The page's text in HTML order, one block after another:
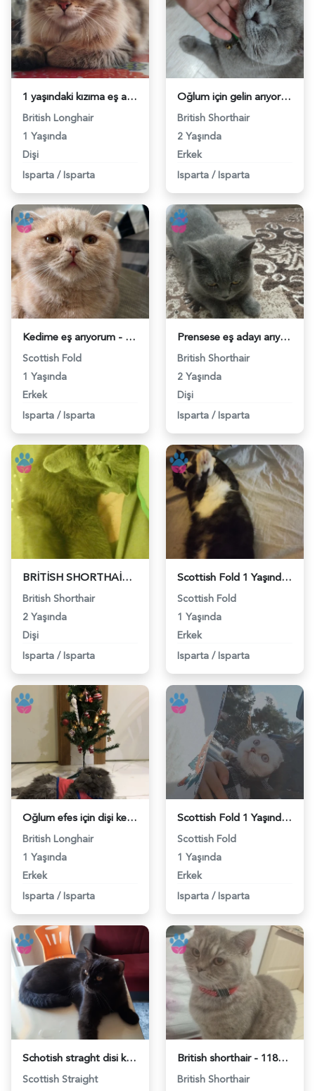
1 yaşındaki kızıma eş arıyorum - 118978478
British Longhair
1 Yaşında
Dişi
Isparta / Isparta
Oğlum için gelin arıyorum - 118976731
British Shorthair
2 Yaşında
Erkek
Isparta / Isparta
Kedime eş arıyorum - 118976449
Scottish Fold
1 Yaşında
Erkek
Isparta / Isparta
Prensese eş adayı arıyoruz 2 yaşında british secereli - 118975741
British Shorthair
2 Yaşında
Dişi
Isparta / Isparta
BRİTİSH SHORTHAİR EŞ - 118975726
British Shorthair
2 Yaşında
Dişi
Isparta / Isparta
Scottish Fold 1 Yaşında Erkek Kedim Eş Arıyor - 118974927
Scottish Fold
1 Yaşında
Erkek
Isparta / Isparta
Oğlum efes için dişi kedi arıyorum - 118974410
British Longhair
1 Yaşında
Erkek
Isparta / Isparta
Scottish Fold 1 Yaşında Eş Arıyor - 118973620
Scottish Fold
1 Yaşında
Erkek
Isparta / Isparta
Schotish straght disi kedimle ciflestirmek için erkek kedi arıyorum - 118973287
Scottish Straight
British shorthair - 118972437
British Shorthair